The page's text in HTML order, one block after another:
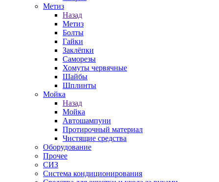
Метиз
Назад
Метиз
Болты
Гайки
Заклёпки
Саморезы
Хомуты червячные
Шайбы
Шплинты
Мойка
Назад
Мойка
Автошампуни
Протирочный материал
Чистящие средства
Оборудование
Прочее
СИЗ
Система кондиционирования